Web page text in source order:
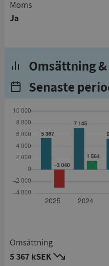
Moms
Ja
Omsättning
Senaste
Omsättning
5 367 kSEK